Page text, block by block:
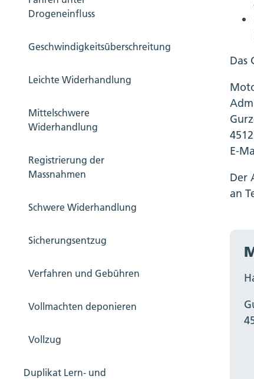
Drogeneinfluss
Geschwindigkeitsüberschreitung
Leichte Widerhandlung
Mittelschwere
Widerhandlung
Registrierung der
Massnahmen
Schwere Widerhandlung
Sicherungsentzug
Verfahren und Gebühren
Vollmachten deponieren
Vollzug
Duplikat Lern- und
Das
E-
Der
an